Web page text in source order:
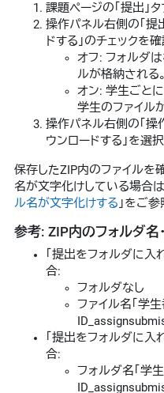
課題ページの「提出」
操作パネル右側の「提
ドする」のチェックを確
オフ: フォルダ
ルが格納される。
オン: 学生ごと
学生のファイル
操作パネル右側の「操
ウンロードする」を選
保存したZIP内のファイルを
名が文字化けしている場合は、
ル名が文字化けする 」をご参
参考: ZIP内のフォルダ名
「提出をフォルダに入
合:
フォルダなし
ファイル名「学
「提出をフォルダに入
合:
フォルダ名「学